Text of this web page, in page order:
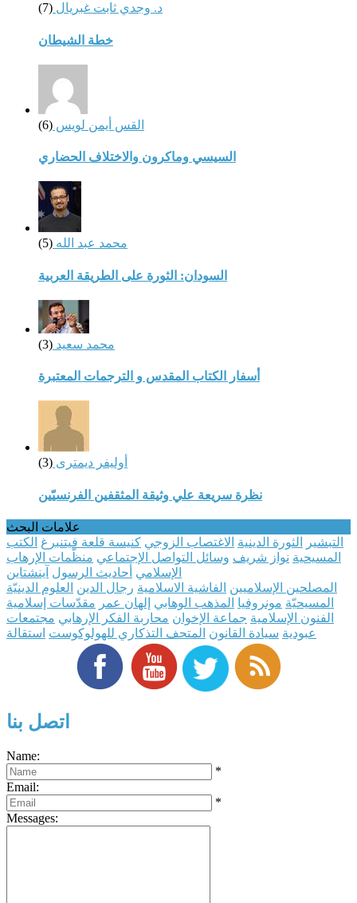
د. وجدي ثابت غبريال (7)
خطة الشيطان
القس أيمن لويس (6)
السيسي وماكرون والاختلاف الحضاري
محمد عبد الله (5)
السودان: الثورة على الطريقة العربية
محمد سعيد (3)
أسفار الكتاب المقدس و الترجمات المعتبرة
أوليفر ديمترى (3)
نظرة سريعة علي وثيقة المثقفين الفرنسيّين
علامات البحث
التبشير
الثورة الدينية الاغتصاب الزوجي كنيسة قلعة فيتنبرغ الكتب
المسيحية نواز شريف وسائل التواصل الإجتماعي منظّمات الإرهاب
الإسلامي أحاديث الرسول آينشتاين
المصلحين الإسلاميين الفاشية الاسلامية رجال الدين العلوم الدينيّة
المسيحيّة مونروفيا المذهب الوهابي إلهان عمر مقدّسات إسلامية
الفنون الإسلامية جماعة الإخوان محاربة الفكر الإرهابي مجتمعات
عبودية سيادة القانون المتحف التذكاري للهولوكوست استقالة
اتصل بنا
Name:
*
Email:
*
Messages: